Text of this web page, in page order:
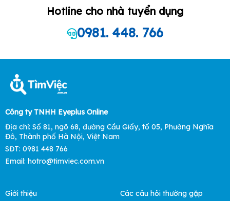
Hotline cho nhà tuyển dụng
0981. 448. 766
Công ty TNHH Eyeplus Online
Địa chỉ: Số 81, ngõ 68, đường Cầu Giấy, tổ 05, Phường Nghĩa
Đô, Thành phố Hà Nội, Việt Nam
SĐT: 0981 448 766
Email: hotro@timviec.com.vn
Giới thiệu
Các câu hỏi thường gặp